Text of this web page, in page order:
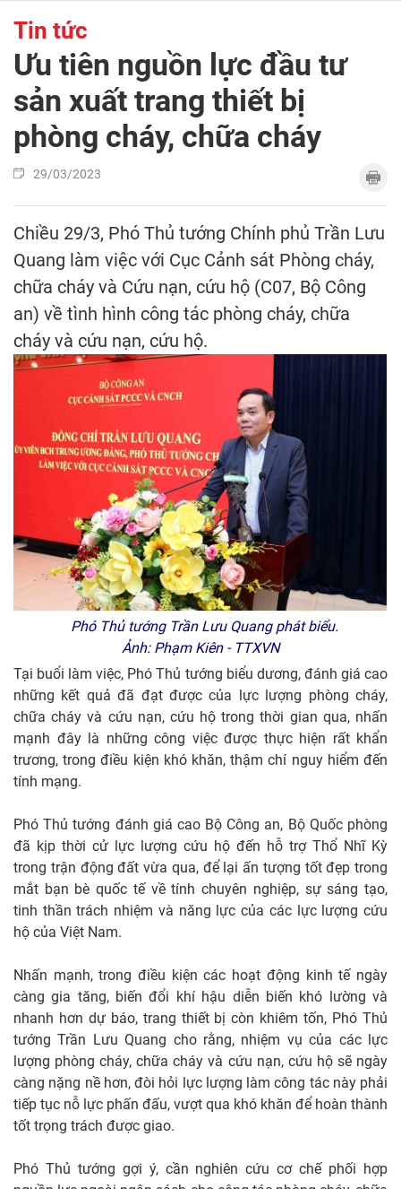
Tin tức
Ưu tiên nguồn lực đầu tư
sản xuất trang thiết bị
phòng cháy, chữa cháy
29/03/2023
Chiều 29/3, Phó Thủ tướng Chính phủ Trần Lưu
Quang làm việc với Cục Cảnh sát Phòng cháy,
chữa cháy và Cứu nạn, cứu hộ (C07, Bộ Công
an) về tình hình công tác phòng cháy, chữa
cháy và cứu nạn, cứu hộ.
Phó Thủ tướng Trần Lưu Quang phát biểu.
Ảnh: Phạm Kiên - TTXVN
Tại buổi làm việc, Phó Thủ tướng biểu dương, đánh giá cao
những kết quả đã đạt được của lực lượng phòng cháy,
chữa cháy và cứu nạn, cứu hộ trong thời gian qua, nhấn
mạnh đây là những công việc được thực hiện rất khẩn
trương, trong điều kiện khó khăn, thậm chí nguy hiểm đến
tính mạng.
Phó Thủ tướng đánh giá cao Bộ Công an, Bộ Quốc phòng
đã kịp thời cử lực lượng cứu hộ đến hỗ trợ Thổ Nhĩ Kỳ
trong trận động đất vừa qua, để lại ấn tượng tốt đẹp trong
mắt bạn bè quốc tế về tính chuyên nghiệp, sự sáng tạo,
tinh thần trách nhiệm và năng lực của các lực lượng cứu
hộ của Việt Nam.
Nhấn mạnh, trong điều kiện các hoạt động kinh tế ngày
càng gia tăng, biến đổi khí hậu diễn biến khó lường và
nhanh hơn dự báo, trang thiết bị còn khiêm tốn, Phó Thủ
tướng Trần Lưu Quang cho rằng, nhiệm vụ của các lực
lượng phòng cháy, chữa cháy và cứu nạn, cứu hộ sẽ ngày
càng nặng nề hơn, đòi hỏi lực lượng làm công tác này phải
tiếp tục nỗ lực phấn đấu, vượt qua khó khăn để hoàn thành
tốt trọng trách được giao.
Phó Thủ tướng gợi ý, cần nghiên cứu cơ chế phối hợp